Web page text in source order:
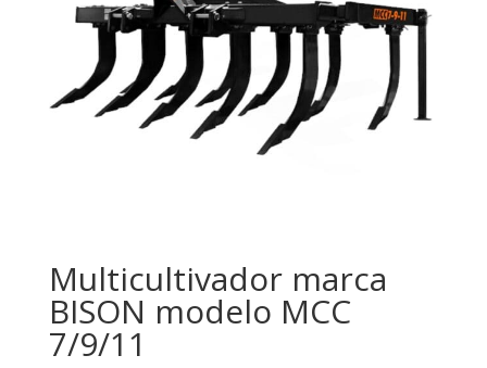
Multicultivador marca
BISON modelo MCC
7/9/11